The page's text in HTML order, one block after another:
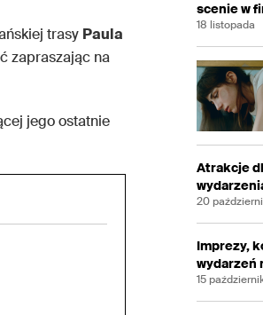
trasy Paula
zapraszając na
jego ostatnie
scenie w
18 listopada
Atrakcje
20
Imprezy,
wydarzeń
15